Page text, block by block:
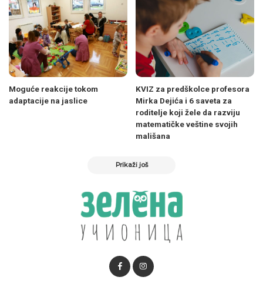
Moguće reakcije tokom
adaptacije na jaslice
KVIZ za predškolce profesora
Mirka Dejića i 6 saveta za
roditelje koji žele da razviju
matematičke veštine svojih
mališana
Prikaži još